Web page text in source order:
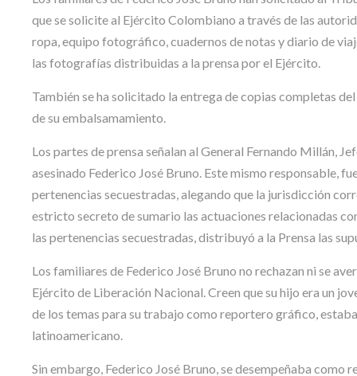
que se solicite al Ejército Colombiano a través de las
ropa, equipo fotográfico, cuadernos de notas y diario de
las fotografías distribuidas a la prensa por el Ejército.
También se ha solicitado la entrega de copias completas
de su embalsamamiento.
Los partes de prensa señalan al General Fernando Millán,
asesinado Federico José Bruno. Este mismo responsable,
pertenencias secuestradas, alegando que la jurisdicción
estricto secreto de sumario las actuaciones relacionadas
las pertenencias secuestradas, distribuyó a la Prensa las
Los familiares de Federico José Bruno no rechazan ni se
Ejército de Liberación Nacional. Creen que su hijo era un
de los temas para su trabajo como reportero gráfico,
latinoamericano.
Sin embargo, Federico José Bruno, se desempeñaba